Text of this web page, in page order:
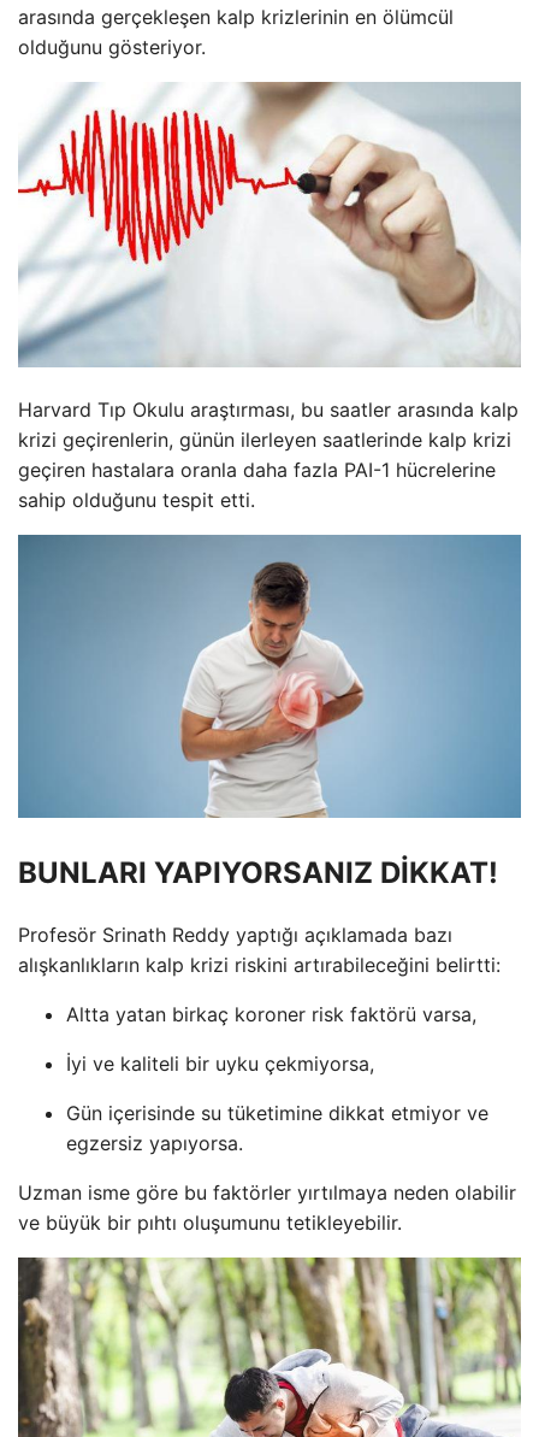
arasında gerçekleşen kalp krizlerinin en ölümcül
olduğunu gösteriyor.
Harvard Tıp Okulu araştırması, bu saatler arasında kalp
krizi geçirenlerin, günün ilerleyen saatlerinde kalp krizi
geçiren hastalara oranla daha fazla PAI-1 hücrelerine
sahip olduğunu tespit etti.
BUNLARI YAPIYORSANIZ DİKKAT!
Profesör Srinath Reddy yaptığı açıklamada bazı
alışkanlıkların kalp krizi riskini artırabileceğini belirtti:
Altta yatan birkaç koroner risk faktörü varsa,
İyi ve kaliteli bir uyku çekmiyorsa,
Gün içerisinde su tüketimine dikkat etmiyor ve
egzersiz yapıyorsa.
Uzman isme göre bu faktörler yırtılmaya neden olabilir
ve büyük bir pıhtı oluşumunu tetikleyebilir.